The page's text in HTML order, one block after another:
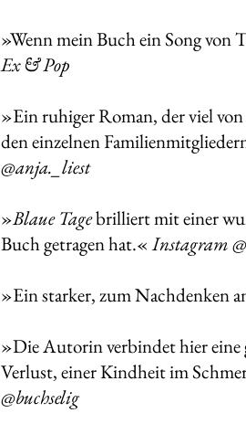
»Wenn mein Buch ein Song von
Ex & Pop
»Ein ruhiger Roman, der viel
den einzelnen
@anja._liest
»Blaue Tagebrilliert mit einer
Buch getragen hat.«Instagram
»Ein starker, zum Nachdenken
»Die Autorin verbindet hier eine
Verlust, einer Kindheit im
@buchselig